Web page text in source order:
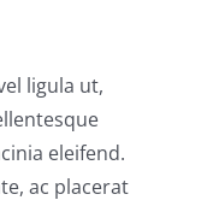
ligula ut,
eleifend.
ac placerat